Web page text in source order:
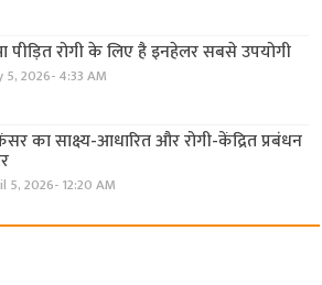
पीड़ित रोगी के लिए है इनहेलर सबसे उपयोगी
5, 2026- 4:33 AM
का साक्ष्य-आधारित और रोगी-केंद्रित प्रबंधन
5, 2026- 12:20 AM